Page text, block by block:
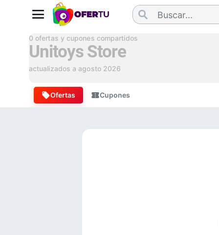
0 ofertas y cupones compartidos
Unitoys Store
actualizados a agosto 2026
Ofertas Cupones